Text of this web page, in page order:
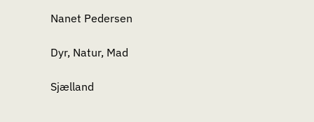
Dyr, Natur, Mad
Nanet Pedersen
Sjælland